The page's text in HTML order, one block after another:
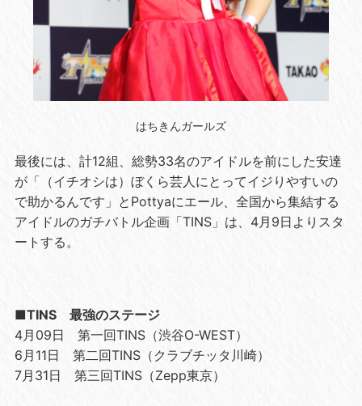
はちきんガールズ
最後には、計12組、総勢33名のアイドルを前にした安達
が「（イチオシは）ぼくら芸人にとってイジりやすいの
で助かるんです」とPottyaにエール、全国から集結する
アイドルのガチバトル企画「TINS」は、4月9日よりスタ
ートする。
■TINS 最強のステージ
4月09日 第一回TINS（渋谷O-WEST）
6月11日 第二回TINS（クラブチッタ川崎）
7月31日 第三回TINS（Zepp東京）